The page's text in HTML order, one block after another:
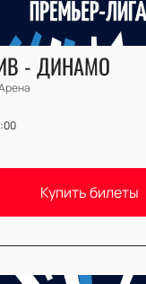
- ДИНАМО
Купить билеты